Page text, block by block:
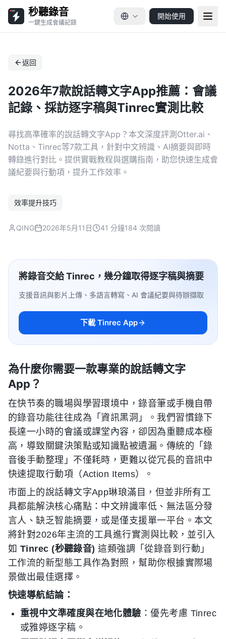
秒聽錄音
一鍵生成會議記錄
開始使用
返回
2026年7款說話轉文字App推薦：會議
記錄、採訪逐字稿與Tinrec實測比較
尋找高準確率的說話轉文字App？本文深度評測Otter.ai、
Notta、Tinrec等7款工具，針對中文辨識、AI摘要與即時
轉錄進行對比。提供實戰教程與選購指南，助您快速生成會
議紀要與行動項，提升工作效率。
效率提升技巧
QING 2026年5月11日 41 分鐘184 次閱讀
將錄音交給 Tinrec，幾分鐘取得逐字稿與摘要
支援音訊與影片上傳、多語言轉寫、AI 會議紀要與待辦擷取
下載 Tinrec App
為什麼你需要一款專業的說話轉文字
App？
在快节奏的職場與學習環境中，錄音筆或手機自帶
的錄音功能往往成為「資訊黑洞」。我們習慣錄下
長達一小時的會議或課堂內容，卻因為重聽成本極
高，導致關鍵決策點或知識點被遺漏。傳統的「錄
音後手動整理」不僅耗時，更難以從冗長的音訊中
快速提取行動項（Action Items）。
市面上的說話轉文字App琳琅滿目，但並非所有工
具都能解決核心痛點：中文辨識率低、無法區分發
言人、缺乏智能摘要，或是僅支援單一平台。本文
將針對2026年主流的工具進行實測與比較，並引入
如 Tinrec (秒聽錄音) 這類強調「從錄音到行動」
工作流的新型態工具作為對照，幫助你根據實際場
景做出最佳選擇。
快速導航結論：
重視中文準確度與在地化體驗 ：優先考慮 Tinrec
或雅婷逐字稿。